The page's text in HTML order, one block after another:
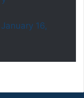
January 16,